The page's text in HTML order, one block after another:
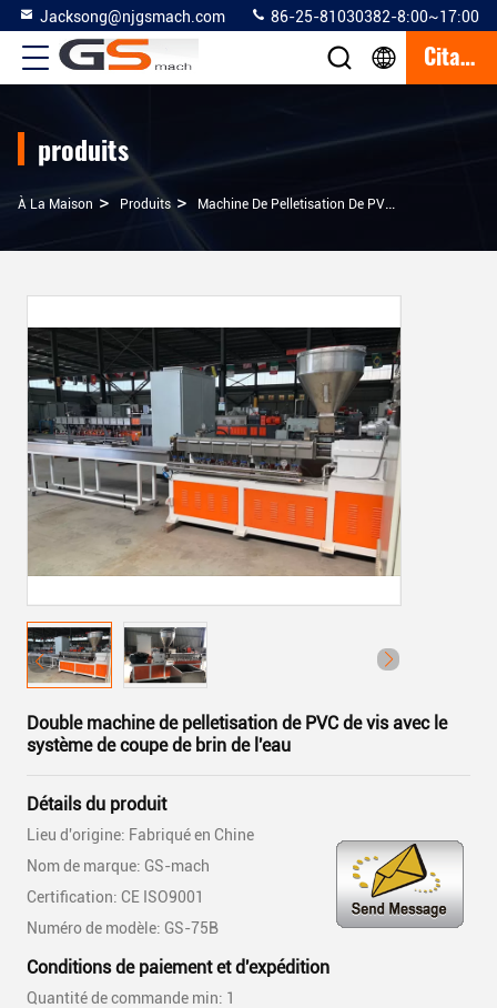
Jacksong@njgsmach.com 86-25-81030382-8:00~17:00
Citation
produits
À La Maison > Produits > Machine De Pelletisation De PVC
Double machine de pelletisation de PVC de vis avec le
système de coupe de brin de l'eau
Détails du produit
Lieu d'origine: Fabriqué en Chine
Nom de marque: GS-mach
Certification: CE ISO9001
Numéro de modèle: GS-75B
Conditions de paiement et d'expédition
Quantité de commande min: 1